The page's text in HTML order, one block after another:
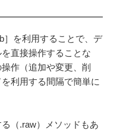
］を利用することで、デ
直接操作することな
作（追加や変更、削
利用する間隔で簡単に
（.raw）メソッドもあ